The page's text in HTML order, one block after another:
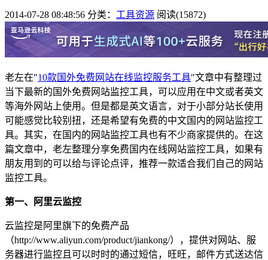
2014-07-28 08:48:56 分类： 工具资源 阅读(15872)
老左在"10款国外免费网站在线监控服务工具"文章中有整理过
当下最新的国外免费网站监控工具，可以应用在中文或者英文
等海外网站上使用。但是都是英文语言，对于小部分站长使用
可能感觉比较别扭，还是希望有免费的中文国内的网站监控工
具。其实，在国内的网站监控工具也有不少商家提供的。在这
篇文章中，老左整理分享免费国内在线网站监控工具，如果有
朋友用到的可以给与评论点评，推荐一款适合我们自己的网站
监控工具。
第一、阿里云监控
云监控是阿里旗下的免费产品
（http://www.aliyun.com/product/jiankong/），提供对网站、服
务器进行监控且可以时时的通过短信，旺旺，邮件方式送达信